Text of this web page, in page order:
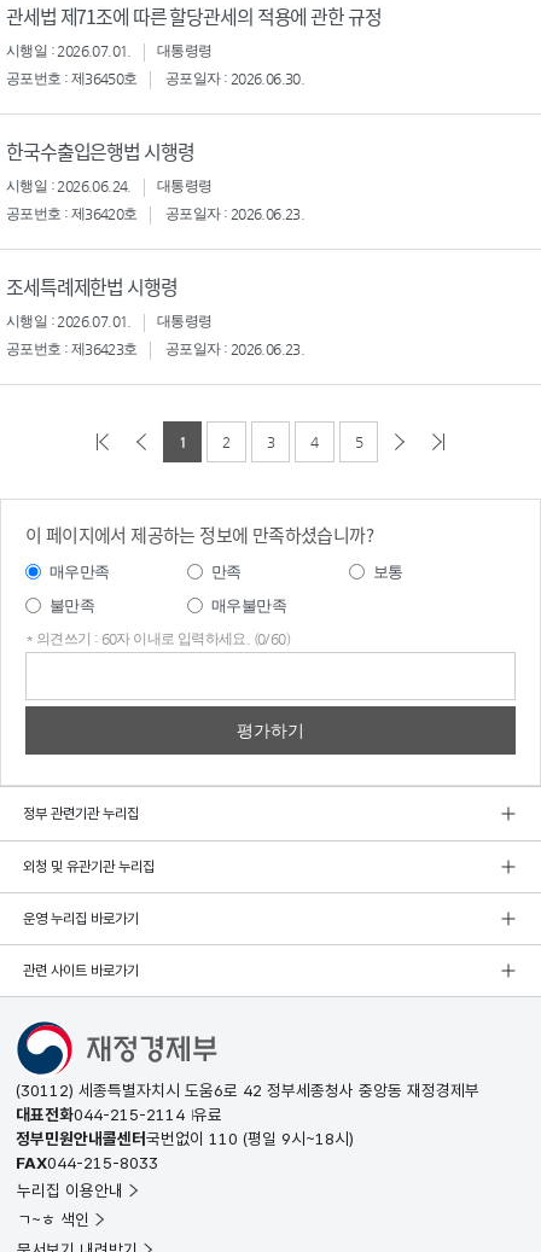
관세법 제71조에 따른 할당관세의 적용에 관한 규정
시행일 : 2026.07.01.
대통령령
공포번호 : 제36450호
공포일자 : 2026.06.30.
한국수출입은행법 시행령
시행일 : 2026.06.24.
대통령령
공포번호 : 제36420호
공포일자 : 2026.06.23.
조세특례제한법 시행령
시행일 : 2026.07.01.
대통령령
공포번호 : 제36423호
공포일자 : 2026.06.23.
1 2 3 4 5
이 페이지에서 제공하는 정보에 만족하셨습니까?
매우만족 만족
보통
불만족
매우불만족
* 의견쓰기 : 60자 이내로 입력하세요. (0/60)
정부 관련기관 누리집
외청 및 유관기관 누리집
운영 누리집 바로가기
관련 사이트 바로가기
(30112) 세종특별자치시 도움6로 42 정부세종청사 중앙동 재정경제부
대표전화044-215-2114 유료
정부민원안내콜센터국번없이 110 (평일 9시~18시)
FAX044-215-8033
누리집 이용안내
ㄱ~ㅎ 색인